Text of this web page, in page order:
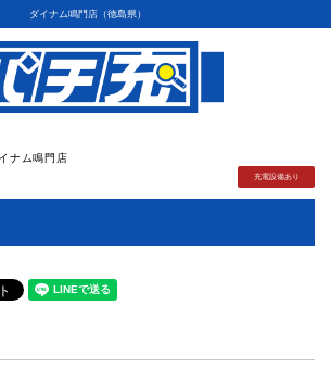
ダイナム鳴門店（徳島県）
ナム鳴門店
充電設備あり